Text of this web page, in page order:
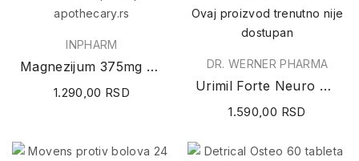
INPHARM
Magnezijum 375mg Plus B6 100 kapsula
1.290,00 RSD
Ovaj proizvod trenutno nije
dostupan
DR. WERNER PHARMA
Urimil Forte Neuro 7 flastera
1.590,00 RSD